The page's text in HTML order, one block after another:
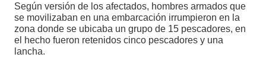
Según versión de los afectados, hombres armados que
se movilizaban en una embarcación irrumpieron en la
zona donde se ubicaba un grupo de 15 pescadores, en
el hecho fueron retenidos cinco pescadores y una
lancha.